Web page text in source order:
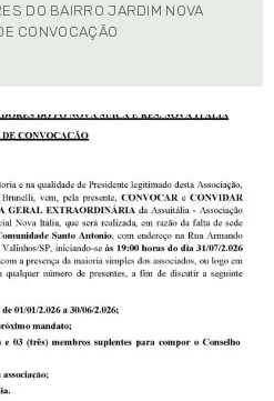
DO BAIRRO JARDIM NOVA
CONVOCAÇÃO